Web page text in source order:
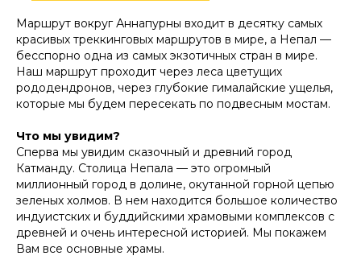
Маршрут вокруг Аннапурны входит в десятку самых
красивых треккинговых маршрутов в мире, а Непал —
бесспорно одна из самых экзотичных стран в мире.
Наш маршрут проходит через леса цветущих
рододендронов, через глубокие гималайские ущелья,
которые мы будем пересекать по подвесным мостам.
Что мы увидим?
Сперва мы увидим сказочный и древний город
Катманду. Столица Непала — это огромный
миллионный город в долине, окутанной горной цепью
зеленых холмов. В нем находится большое количество
индуистских и буддийскими храмовыми комплексов с
древней и очень интересной историей. Мы покажем
Вам все основные храмы.